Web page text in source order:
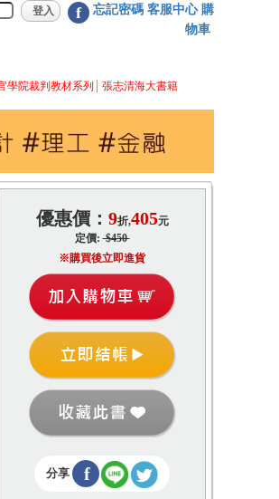
f 忘記密碼 客服中心 購
物車
學院裁判教材系列 張志清海大書籍
優惠價： 9折,405元
定價:$450
※購買後立即進貨
分享 f